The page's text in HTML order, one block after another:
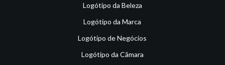
Logótipo da Beleza
Logótipo da Marca
Logótipo de Negócios
Logótipo da Câmara